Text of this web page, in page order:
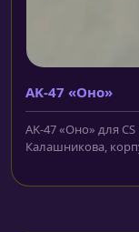
AK-47 «Оно»
AK-47 «Оно» для
Калашникова,